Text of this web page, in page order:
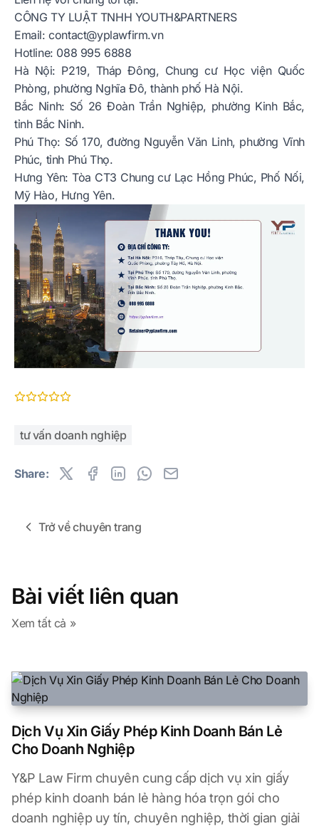
CÔNG TY LUẬT TNHH YOUTH&PARTNERS
Email:contact@yplawfirm.vn
Hotline: 088 995 6888
Hà Nội: P219, Tháp Đông, Chung cư Học viện Quốc
Phòng, phường Nghĩa Đô, thành phố Hà Nội.
Bắc Ninh: Số 26 Đoàn Trần Nghiệp, phường Kinh Bắc,
tỉnh Bắc Ninh.
Phú Thọ: Số 170, đường Nguyễn Văn Linh, phường Vĩnh
Phúc, tỉnh Phú Thọ.
Hưng Yên:Tòa CT3 Chung cư Lạc Hồng Phúc, Phố Nối,
Mỹ Hào, Hưng Yên.
tư vấn doanh nghiệp
Share:
Trở về chuyên trang
Bài viết liên quan
Xem tất cả »
Dịch Vụ Xin Giấy Phép Kinh Doanh Bán Lẻ
Cho Doanh Nghiệp
Y&P Law Firm chuyên cung cấp dịch vụ xin giấy
phép kinh doanh bán lẻ hàng hóa trọn gói cho
doanh nghiệp uy tín, chuyên nghiệp, thời gian giải